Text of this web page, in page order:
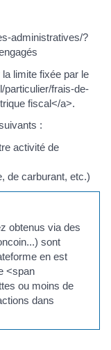
administratives/?
limite fixée par le
particulier/frais-de-
fiscal</a>.
:
activité de
de carburant, etc.)
obtenus via des
sont
en est
<span
ou moins de
dans